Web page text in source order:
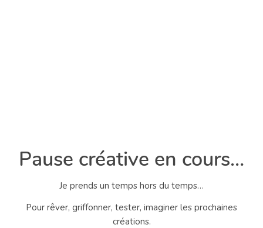
Pause créative en cours…
Je prends un temps hors du temps…
Pour rêver, griffonner, tester, imaginer les prochaines
créations.